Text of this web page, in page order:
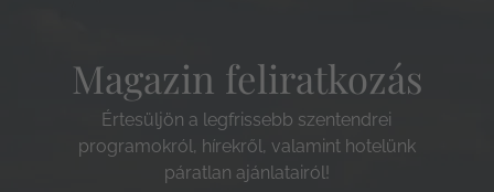
Magazin feliratkozás
Értesüljön a legfrissebb szentendrei
programokról, hírekről, valamint hotelünk
páratlan ajánlatairól!